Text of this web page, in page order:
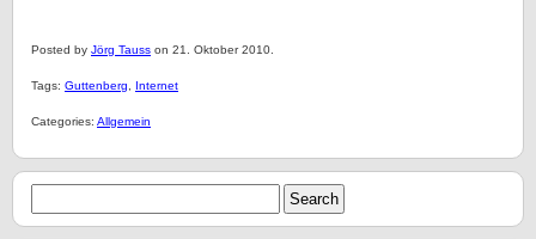
Posted by Jörg Tauss on 21. Oktober 2010.
Tags: Guttenberg Internet
Categories: Allgemein